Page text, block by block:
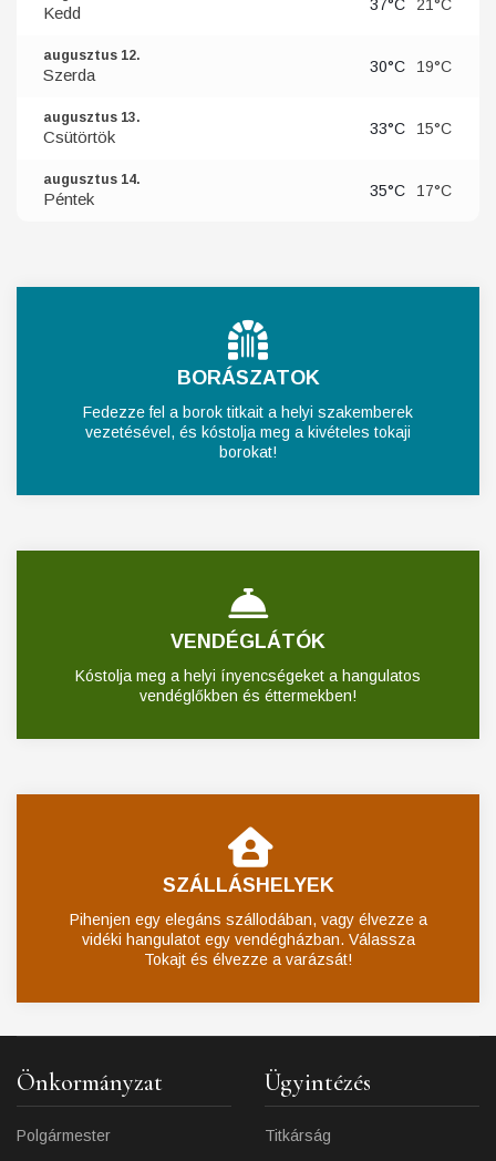
Kedd 37°C 21°C
augusztus 12.
Szerda 30°C 19°C
augusztus 13.
Csütörtök 33°C 15°C
augusztus 14.
Péntek 35°C 17°C
BORÁSZATOK
Fedezze fel a borok titkait a helyi szakemberek
vezetésével, és kóstolja meg a kivételes tokaji
borokat!
VENDÉGLÁTÓK
Kóstolja meg a helyi ínyencségeket a hangulatos
vendéglőkben és éttermekben!
SZÁLLÁSHELYEK
Pihenjen egy elegáns szállodában, vagy élvezze a
vidéki hangulatot egy vendégházban. Válassza
Tokajt és élvezze a varázsát!
Önkormányzat
Polgármester
Ügyintézés
Titkárság